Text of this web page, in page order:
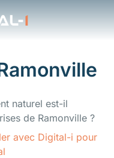
naturel est-il
de Ramonville ?
avec Digital-i pour